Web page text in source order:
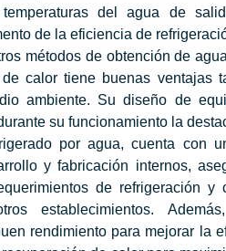
del agua de
de la eficiencia de
métodos de obtención de
calor tiene buenas ventajas
ambiente. Su diseño de
su funcionamiento la
por agua, cuenta con
y fabricación internos,
de refrigeración y
establecimientos.
rendimiento para mejorar la